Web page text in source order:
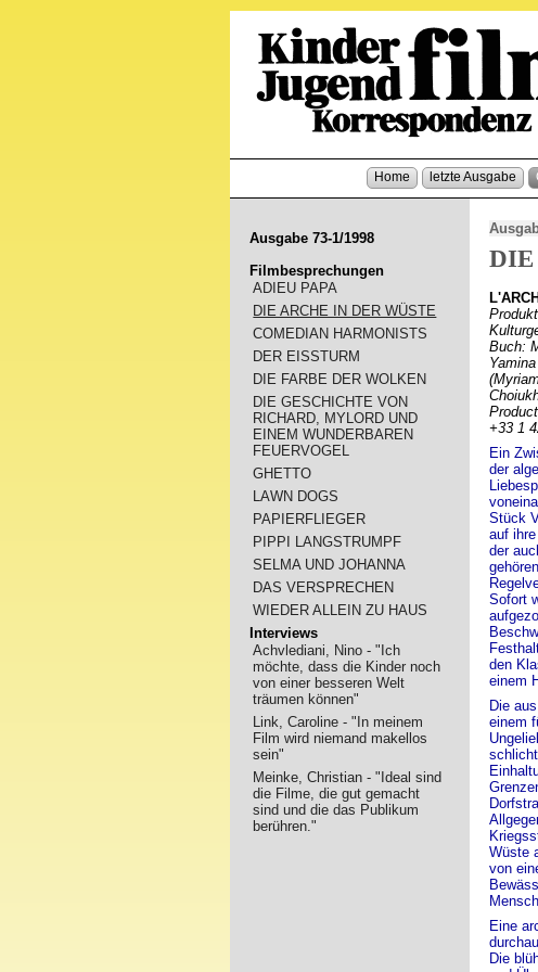
Home letzte Ausgabe
DIE
Buch:
+33 1
Ein
der
Stück
auf
der
Sofort
den
einem
Die
einem
Wüste
von
Eine
Die
Ausgabe 73-1/1998
Filmbesprechungen
ADIEU PAPA
DIE ARCHE IN DER WÜSTE
COMEDIAN HARMONISTS
DER EISSTURM
DIE FARBE DER WOLKEN
DIE GESCHICHTE VON
RICHARD, MYLORD UND
EINEM WUNDERBAREN
FEUERVOGEL
GHETTO
LAWN DOGS
PAPIERFLIEGER
PIPPI LANGSTRUMPF
SELMA UND JOHANNA
DAS VERSPRECHEN
WIEDER ALLEIN ZU HAUS
Interviews
Achvlediani, Nino - "Ich
möchte, dass die Kinder noch
von einer besseren Welt
träumen können"
Link, Caroline - "In meinem
Film wird niemand makellos
sein"
Meinke, Christian - "Ideal sind
die Filme, die gut gemacht
sind und die das Publikum
berühren."